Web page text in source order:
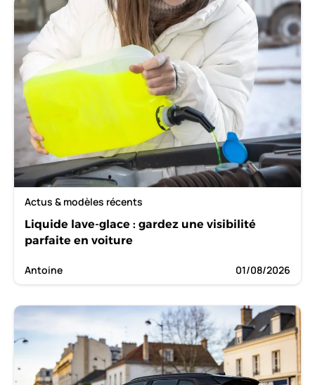
Actus & modèles récents
Liquide lave-glace : gardez une visibilité
parfaite en voiture
Antoine 01/08/2026